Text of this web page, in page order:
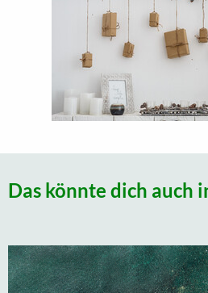
Das könnte dich auch